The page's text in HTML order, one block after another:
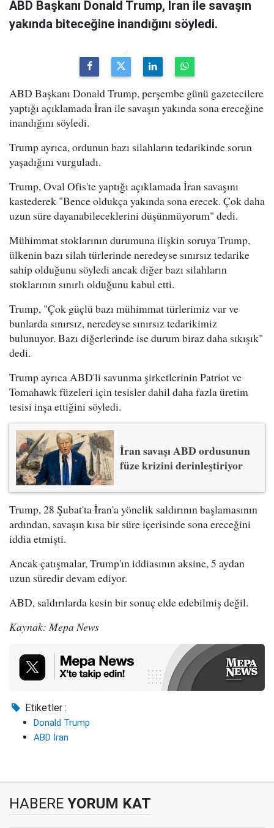
ABD Başkanı Donald Trump, İran ile savaşın
yakında biteceğine inandığını söyledi.
ABD Başkanı Donald Trump, perşembe günü gazetecilere
yaptığı açıklamada İran ile savaşın yakında sona ereceğine
inandığını söyledi.
Trump ayrıca, ordunun bazı silahların tedarikinde sorun
yaşadığını vurguladı.
Trump, Oval Ofis'te yaptığı açıklamada İran savaşını
kastederek "Bence oldukça yakında sona erecek. Çok daha
uzun süre dayanabileceklerini düşünmüyorum" dedi.
Mühimmat stoklarının durumuna ilişkin soruya Trump,
ülkenin bazı silah türlerinde neredeyse sınırsız tedarike
sahip olduğunu söyledi ancak diğer bazı silahların
stoklarının sınırlı olduğunu kabul etti.
Trump, "Çok güçlü bazı mühimmat türlerimiz var ve
bunlarda sınırsız, neredeyse sınırsız tedarikimiz
bulunuyor. Bazı diğerlerinde ise durum biraz daha sıkışık"
dedi.
Trump ayrıca ABD'li savunma şirketlerinin Patriot ve
Tomahawk füzeleri için tesisler dahil daha fazla üretim
tesisi inşa ettiğini söyledi.
İran savaşı ABD ordusunun
füze krizini derinleştiriyor
Trump, 28 Şubat'ta İran'a yönelik saldırının başlamasının
ardından, savaşın kısa bir süre içerisinde sona ereceğini
iddia etmişti.
Ancak çatışmalar, Trump'ın iddiasının aksine, 5 aydan
uzun süredir devam ediyor.
ABD, saldırılarda kesin bir sonuç elde edebilmiş değil.
Kaynak: Mepa News
Etiketler :
Donald Trump
ABD İran
HABERE YORUM KAT